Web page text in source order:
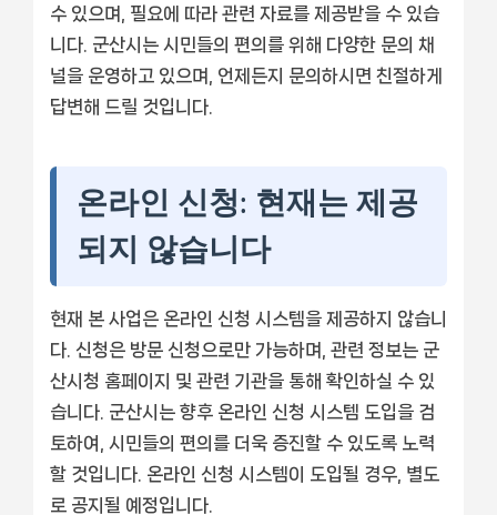
수 있으며, 필요에 따라 관련 자료를 제공받을 수 있습
니다. 군산시는 시민들의 편의를 위해 다양한 문의 채
널을 운영하고 있으며, 언제든지 문의하시면 친절하게
답변해 드릴 것입니다.
온라인 신청: 현재는 제공
되지 않습니다
현재 본 사업은 온라인 신청 시스템을 제공하지 않습니
다. 신청은 방문 신청으로만 가능하며, 관련 정보는 군
산시청 홈페이지 및 관련 기관을 통해 확인하실 수 있
습니다. 군산시는 향후 온라인 신청 시스템 도입을 검
토하여, 시민들의 편의를 더욱 증진할 수 있도록 노력
할 것입니다. 온라인 신청 시스템이 도입될 경우, 별도
로 공지될 예정입니다.